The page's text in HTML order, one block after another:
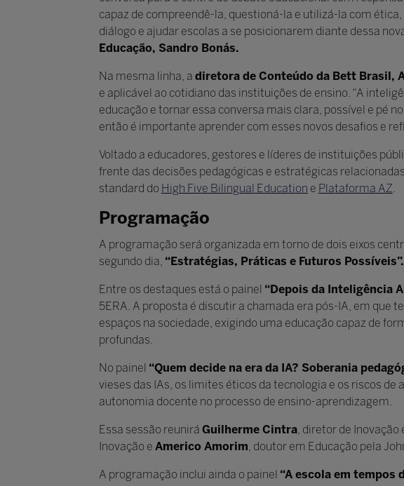
capaz de compreendê-la, questioná-la e utilizá-la com
diálogo e ajudar escolas a se posicionarem diante dessa
Educação, Sandro Bonás.
Na mesma linha, a diretora de Conteúdo da Bett Brasil,
e aplicável ao cotidiano das instituições de ensino. “A
educação e tornar essa conversa mais clara, possível e pé
então é importante aprender com esses novos desafios e
Voltado a educadores, gestores e líderes de instituições
frente das decisões pedagógicas e estratégicas
standard do High Five Bilingual Education e Plataforma AZ.
Programação
A programação será organizada em torno de dois eixos
segundo dia, “Estratégias, Práticas e Futuros Possíveis”.
Entre os destaques está o painel “Depois da Inteligência
5ERA. A proposta é discutir a chamada era pós-IA, em que
espaços na sociedade, exigindo uma educação capaz de
profundas.
No painel “Quem decide na era da IA? Soberania
vieses das IAs, os limites éticos da tecnologia e os riscos
autonomia docente no processo de ensino-aprendizagem.
Essa sessão reunirá Guilherme Cintra, diretor de Inovação
Inovação e Americo Amorim, doutor em Educação pela
A programação inclui ainda o painel “A escola em tempos